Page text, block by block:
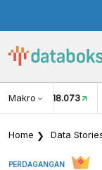
Makro
USD/IDR 18.073
Home Data
PERDAGANGAN